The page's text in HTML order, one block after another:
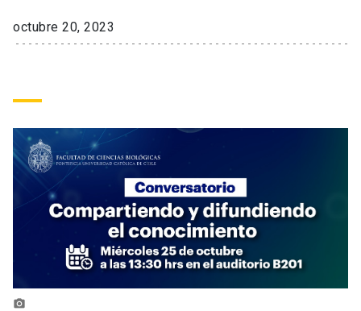
Redes Internacionales
octubre 20, 2023
photo_camera